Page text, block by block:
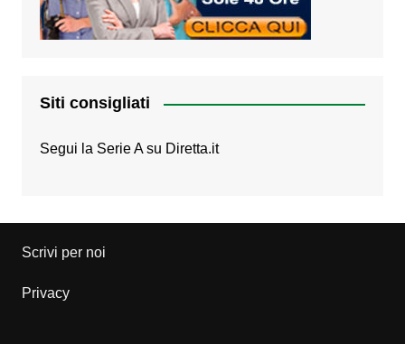
Siti consigliati
Segui la Serie A su Diretta.it
Scrivi per noi
Privacy